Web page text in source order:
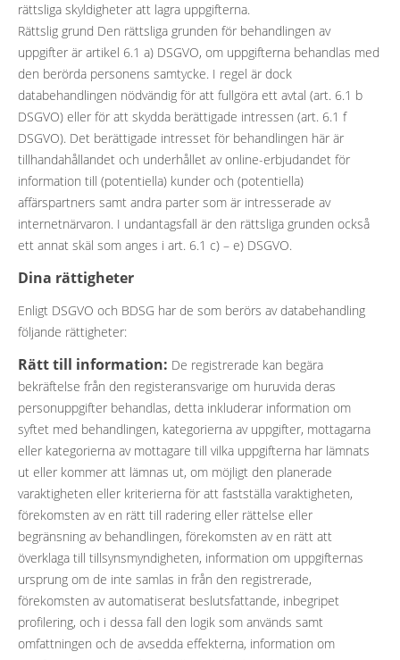
rättsliga skyldigheter att lagra uppgifterna.
Rättslig grund Den rättsliga grunden för behandlingen av
uppgifter är artikel 6.1 a) DSGVO, om uppgifterna behandlas med
den berörda personens samtycke. I regel är dock
databehandlingen nödvändig för att fullgöra ett avtal (art. 6.1 b
DSGVO) eller för att skydda berättigade intressen (art. 6.1 f
DSGVO). Det berättigade intresset för behandlingen här är
tillhandahållandet och underhållet av online-erbjudandet för
information till (potentiella) kunder och (potentiella)
affärspartners samt andra parter som är intresserade av
internetnärvaron. I undantagsfall är den rättsliga grunden också
ett annat skäl som anges i art. 6.1 c) – e) DSGVO.
Dina rättigheter
Enligt DSGVO och BDSG har de som berörs av databehandling
följande rättigheter:
Rätt till information: De registrerade kan begära
bekräftelse från den registeransvarige om huruvida deras
personuppgifter behandlas, detta inkluderar information om
syftet med behandlingen, kategorierna av uppgifter, mottagarna
eller kategorierna av mottagare till vilka uppgifterna har lämnats
ut eller kommer att lämnas ut, om möjligt den planerade
varaktigheten eller kriterierna för att fastställa varaktigheten,
förekomsten av en rätt till radering eller rättelse eller
begränsning av behandlingen, förekomsten av en rätt att
överklaga till tillsynsmyndigheten, information om uppgifternas
ursprung om de inte samlas in från den registrerade,
förekomsten av automatiserat beslutsfattande, inbegripet
profilering, och i dessa fall den logik som används samt
omfattningen och de avsedda effekterna, information om